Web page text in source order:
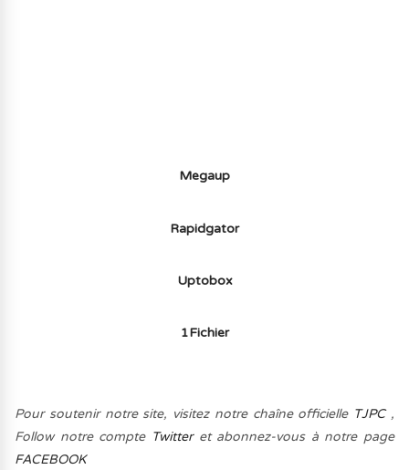
Megaup
Rapidgator
Uptobox
1Fichier
Pour soutenir notre site, visitez notre chaîne officielle TJPC,
Follow notre compte Twitteret abonnez-vous à notre page
FACEBOOK